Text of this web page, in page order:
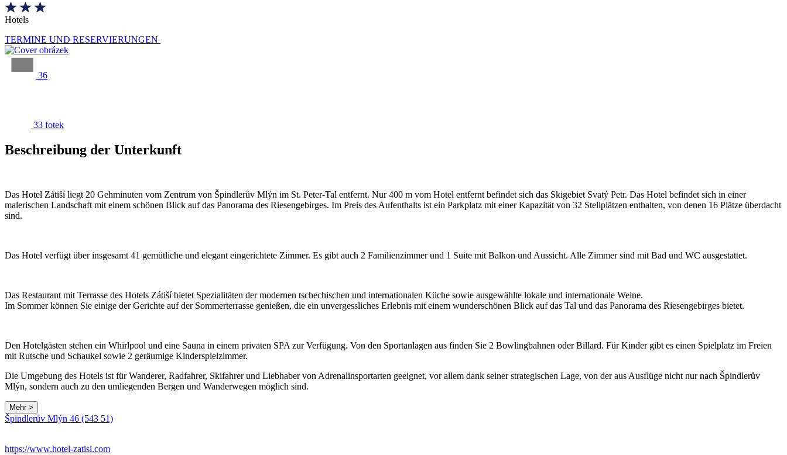
Hotels
TERMINE UND RESERVIERUNGEN
36
33 fotek
Beschreibung der Unterkunft
Das Hotel Zátiší liegt 20 Gehminuten vom Zentrum von Špindlerův Mlýn im St. Peter-Tal entfernt. Nur 400 m vom Hotel entfernt befindet sich das Skigebiet Svatý Petr. Das Hotel befindet sich in einer
malerischen Landschaft mit einem schönen Blick auf das Panorama des Riesengebirges. Im Preis des Aufenthalts ist ein Parkplatz mit einer Kapazität von 32 Stellplätzen enthalten, von denen 16 Plätze überdacht
sind.
Das Hotel verfügt über insgesamt 41 gemütliche und elegant eingerichtete Zimmer. Es gibt auch 2 Familienzimmer und 1 Suite mit Balkon und Aussicht. Alle Zimmer sind mit Bad und WC ausgestattet.
Das Restaurant mit Terrasse des Hotels Zátiší bietet Spezialitäten der modernen tschechischen und internationalen Küche sowie ausgewählte lokale und internationale Weine.
Im Sommer können Sie einige der Gerichte auf der Sommerterrasse genießen, die ein unvergessliches Erlebnis mit einem wunderschönen Blick auf das Tal und das Panorama des Riesengebirges bietet.
Den Hotelgästen stehen ein Whirlpool und eine Sauna in einem privaten SPA zur Verfügung. Von den Sportanlagen aus finden Sie 2 Bowlingbahnen oder Billard. Für Kinder gibt es einen Spielplatz im Freien
mit Rutsche und Schaukel sowie 2 geräumige Kinderspielzimmer.
Die Umgebung des Hotels ist für Wanderer, Radfahrer, Skifahrer und Liebhaber von Adrenalinsportarten geeignet, vor allem dank seiner strategischen Lage, von der aus Ausflüge nicht nur nach Špindlerův
Mlýn, sondern auch zu den umliegenden Bergen und Wanderwegen möglich sind.
Mehr >
−
Špindlerův Mlýn 46 (543 51)
https://www.hotel-zatisi.com